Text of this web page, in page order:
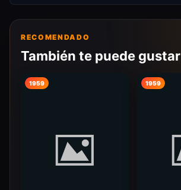
RECOMENDADO
También te puede gustar
1959 1959